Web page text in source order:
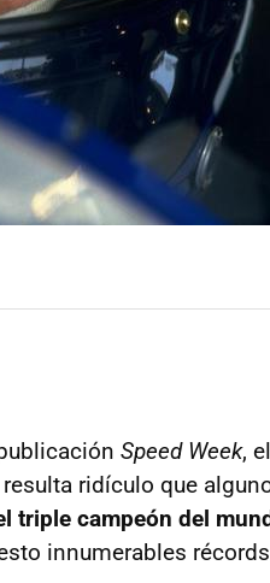
Speed Week,
ridículo que
triple campeón del
innumerables